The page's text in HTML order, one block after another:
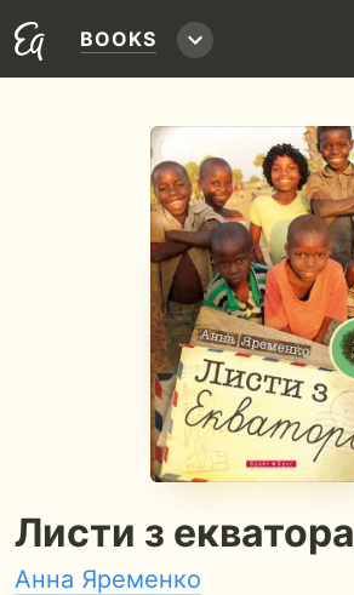
BOOKS
Листи з екватора
Анна Яременко